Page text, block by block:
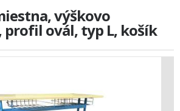
výškovo
ovál, typ L, košík